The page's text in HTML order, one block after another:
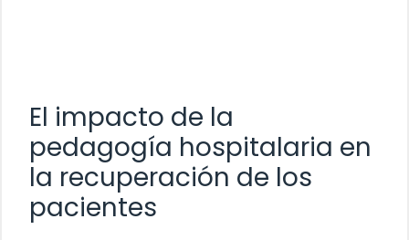
El impacto de la
pedagogía hospitalaria en
la recuperación de los
pacientes